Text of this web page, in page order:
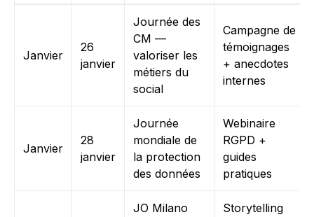
Janvier
26
janvier
Journée des
CM —
valoriser les
métiers du
social
Campagne de
témoignages
+ anecdotes
internes
Janvier
28
janvier
Journée
mondiale de
la protection
des données
Webinaire
RGPD +
guides
pratiques
JO Milano
Storytelling